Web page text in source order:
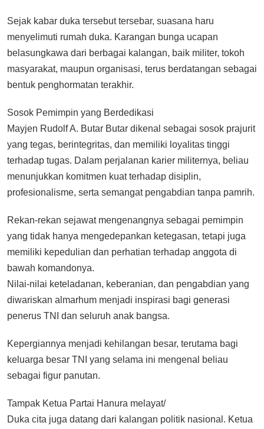
Sejak kabar duka tersebut tersebar, suasana haru
menyelimuti rumah duka. Karangan bunga ucapan
belasungkawa dari berbagai kalangan, baik militer, tokoh
masyarakat, maupun organisasi, terus berdatangan sebagai
bentuk penghormatan terakhir.
Sosok Pemimpin yang Berdedikasi
Mayjen Rudolf A. Butar Butar dikenal sebagai sosok prajurit
yang tegas, berintegritas, dan memiliki loyalitas tinggi
terhadap tugas. Dalam perjalanan karier militernya, beliau
menunjukkan komitmen kuat terhadap disiplin,
profesionalisme, serta semangat pengabdian tanpa pamrih.
Rekan-rekan sejawat mengenangnya sebagai pemimpin
yang tidak hanya mengedepankan ketegasan, tetapi juga
memiliki kepedulian dan perhatian terhadap anggota di
bawah komandonya.
Nilai-nilai keteladanan, keberanian, dan pengabdian yang
diwariskan almarhum menjadi inspirasi bagi generasi
penerus TNI dan seluruh anak bangsa.
Kepergiannya menjadi kehilangan besar, terutama bagi
keluarga besar TNI yang selama ini mengenal beliau
sebagai figur panutan.
Tampak Ketua Partai Hanura melayat/
Duka cita juga datang dari kalangan politik nasional. Ketua